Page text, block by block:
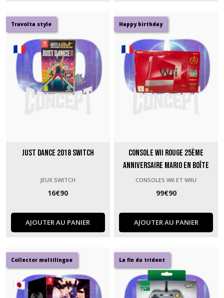
Travolta style
Just Dance 2018 Switch
JEUX SWITCH
16€90
AJOUTER AU PANIER
Happy birthday
Console Wii Rouge 25ème
anniversaire Mario en boîte
CONSOLES WII ET WIIU
99€90
AJOUTER AU PANIER
Collector multilingue La fin du trident